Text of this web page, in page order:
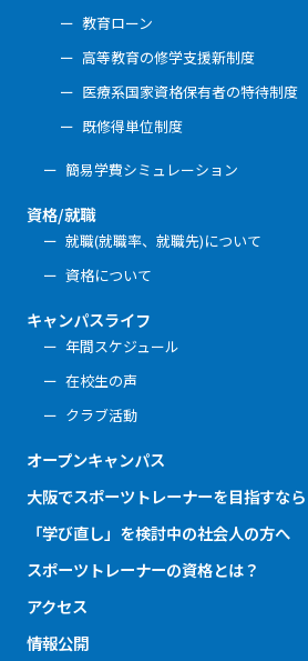
教育ローン
高等教育の修学支援新制度
医療系国家資格保有者の特待制度
既修得単位制度
簡易学費シミュレーション
資格/就職
就職(就職率、就職先)について
資格について
キャンパスライフ
年間スケジュール
在校生の声
クラブ活動
オープンキャンパス
大阪でスポーツトレーナーを目指すなら
「学び直し」を検討中の社会人の方へ
スポーツトレーナーの資格とは？
アクセス
情報公開